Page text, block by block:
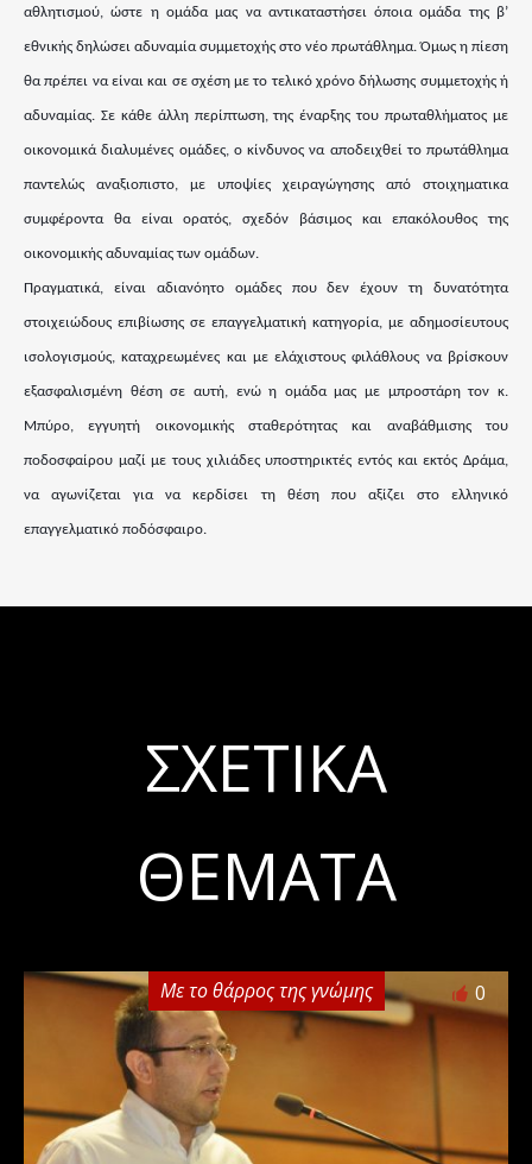
αθλητισμού, ώστε η ομάδα μας να αντικαταστήσει όποια ομάδα της β’
εθνικής δηλώσει αδυναμία συμμετοχής στο νέο πρωτάθλημα. Όμως η πίεση
θα πρέπει να είναι και σε σχέση με το τελικό χρόνο δήλωσης συμμετοχής ή
αδυναμίας. Σε κάθε άλλη περίπτωση, της έναρξης του πρωταθλήματος με
οικονομικά διαλυμένες ομάδες, ο κίνδυνος να αποδειχθεί το πρωτάθλημα
παντελώς αναξιοπιστο, με υποψίες χειραγώγησης από στοιχηματικα
συμφέροντα θα είναι ορατός, σχεδόν βάσιμος και επακόλουθος της
οικονομικής αδυναμίας των ομάδων.
Πραγματικά, είναι αδιανόητο ομάδες που δεν έχουν τη δυνατότητα
στοιχειώδους επιβίωσης σε επαγγελματική κατηγορία, με αδημοσίευτους
ισολογισμούς, καταχρεωμένες και με ελάχιστους φιλάθλους να βρίσκουν
εξασφαλισμένη θέση σε αυτή, ενώ η ομάδα μας με μπροστάρη τον κ.
Μπύρο, εγγυητή οικονομικής σταθερότητας και αναβάθμισης του
ποδοσφαίρου μαζί με τους χιλιάδες υποστηρικτές εντός και εκτός Δράμα,
να αγωνίζεται για να κερδίσει τη θέση που αξίζει στο ελληνικό
επαγγελματικό ποδόσφαιρο.
ΣΧΕΤΙΚΆ
ΘΈΜΑΤΑ
Με το θάρρος της γνώμης 0